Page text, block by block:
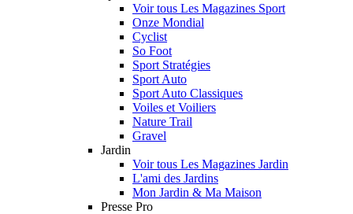
Voir tous Les Magazines Sport
Onze Mondial
Cyclist
So Foot
Sport Stratégies
Sport Auto
Sport Auto Classiques
Voiles et Voiliers
Nature Trail
Gravel
Jardin
Voir tous Les Magazines Jardin
L'ami des Jardins
Mon Jardin & Ma Maison
Presse Pro